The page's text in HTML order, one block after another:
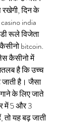
रखेगी, दिन के
india
रूले विजेता
bitcoin.
कैसीनो में
है कि उच्च
जाती है। जैसा
के लिए जाते
में 5 और 3
यह बढ़ जाती